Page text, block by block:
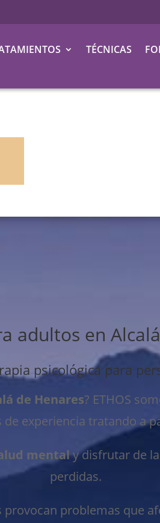
TÉCNICAS
adultos en
psicológica para
de Henares? ETHOS
de experiencia tratando a
mentaly disfrutar de
perdidas.
problemas que